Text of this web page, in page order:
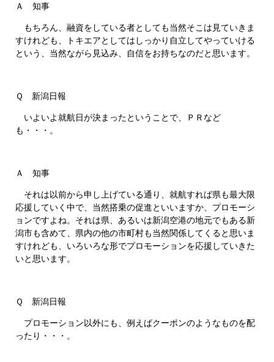
Ａ 知事
もちろん、融資をしている者としても当然そこは見ていきま
すけれども、トキエアとしてはしっかり自立してやっていける
という、当然ながら見込み、自信をお持ちなのだと思います。
Ｑ 新潟日報
いよいよ就航日が決まったということで、ＰＲなど
も・・・。
Ａ 知事
それは以前から申し上げている通り、就航すれば県も最大限
応援していく中で、当然搭乗の促進といいますか、プロモーシ
ョンですよね。それは県、あるいは新潟空港の地元でもある新
潟市も含めて、県内の他の市町村も当然関係してくると思いま
すけれども、いろいろな形でプロモーションを応援していきた
いと思います。
Ｑ 新潟日報
プロモーション以外にも、例えばクーポンのようなものを配
ったり・・・。